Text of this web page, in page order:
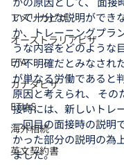
アメリカビザ
オーストラリアビザ
ETA
カナダビザ
ETIAS
海外相続
英文契約書
いて十分な説明ができ
か、トレーニングプラ
うな内容をどのような
か不明確だとみなされ
が単なる労働であると
原因と考えられ、 その
接時には、新しいトレ
一回目の面接時の説明
かった部分の説明の為
ました。